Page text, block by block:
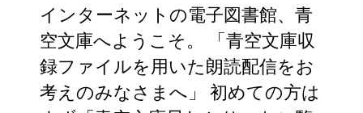
インターネットの電子図書館、青
空文庫へようこそ。 「青空文庫収
録ファイルを用いた朗読配信をお
考えのみなさまへ」 初めての方は